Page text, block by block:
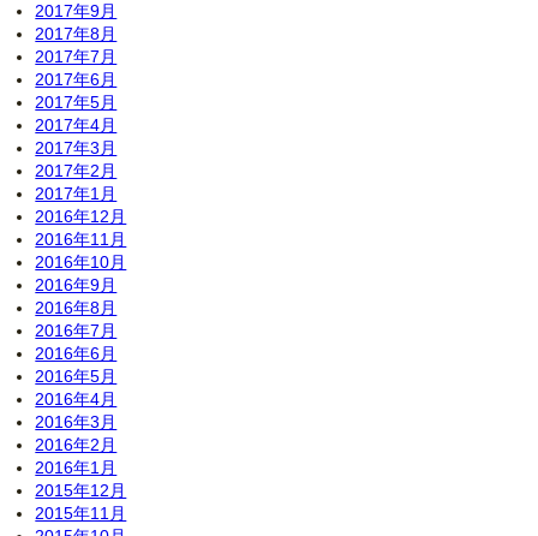
2017年9月
2017年8月
2017年7月
2017年6月
2017年5月
2017年4月
2017年3月
2017年2月
2017年1月
2016年12月
2016年11月
2016年10月
2016年9月
2016年8月
2016年7月
2016年6月
2016年5月
2016年4月
2016年3月
2016年2月
2016年1月
2015年12月
2015年11月